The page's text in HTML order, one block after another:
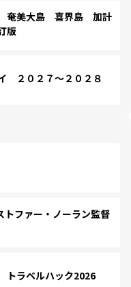
奄美大島 喜界島 加計
版
２０２７～２０２８
ファー・ノーラン監督
ラベルハック2026